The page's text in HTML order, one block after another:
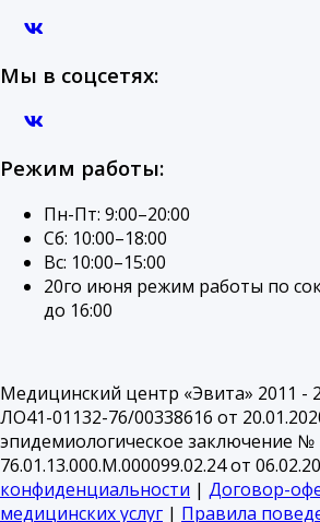
Мы в соцсетях:
Режим работы:
Пн-Пт: 9:00–20:00
Сб: 10:00–18:00
Вс: 10:00–15:00
20го июня режим работы по
до 16:00
Медицинский центр «Эвита» 2011
ЛО41-01132-76/00338616 от
эпидемиологическое заключение №
76.01.13.000.М.000099.02.24 от
конфиденциальности | Договор-
медицинских услуг | Правила